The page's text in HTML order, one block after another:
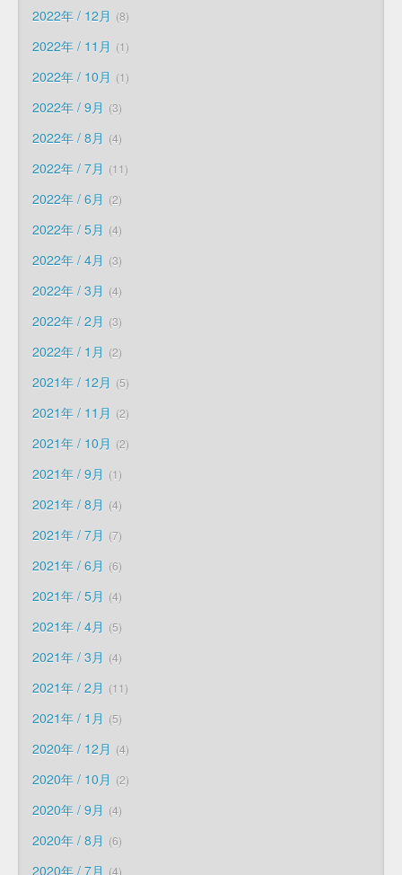
2022年 / 12月 8
2022年 / 11月 1
2022年 / 10月 1
2022年 / 9月 3
2022年 / 8月 4
2022年 / 7月 11
2022年 / 6月 2
2022年 / 5月 4
2022年 / 4月 3
2022年 / 3月 4
2022年 / 2月 3
2022年 / 1月 2
2021年 / 12月 5
2021年 / 11月 2
2021年 / 10月 2
2021年 / 9月 1
2021年 / 8月 4
2021年 / 7月 7
2021年 / 6月 6
2021年 / 5月 4
2021年 / 4月 5
2021年 / 3月 4
2021年 / 2月 11
2021年 / 1月 5
2020年 / 12月 4
2020年 / 10月 2
2020年 / 9月 4
2020年 / 8月 6
2020年 / 7月 4